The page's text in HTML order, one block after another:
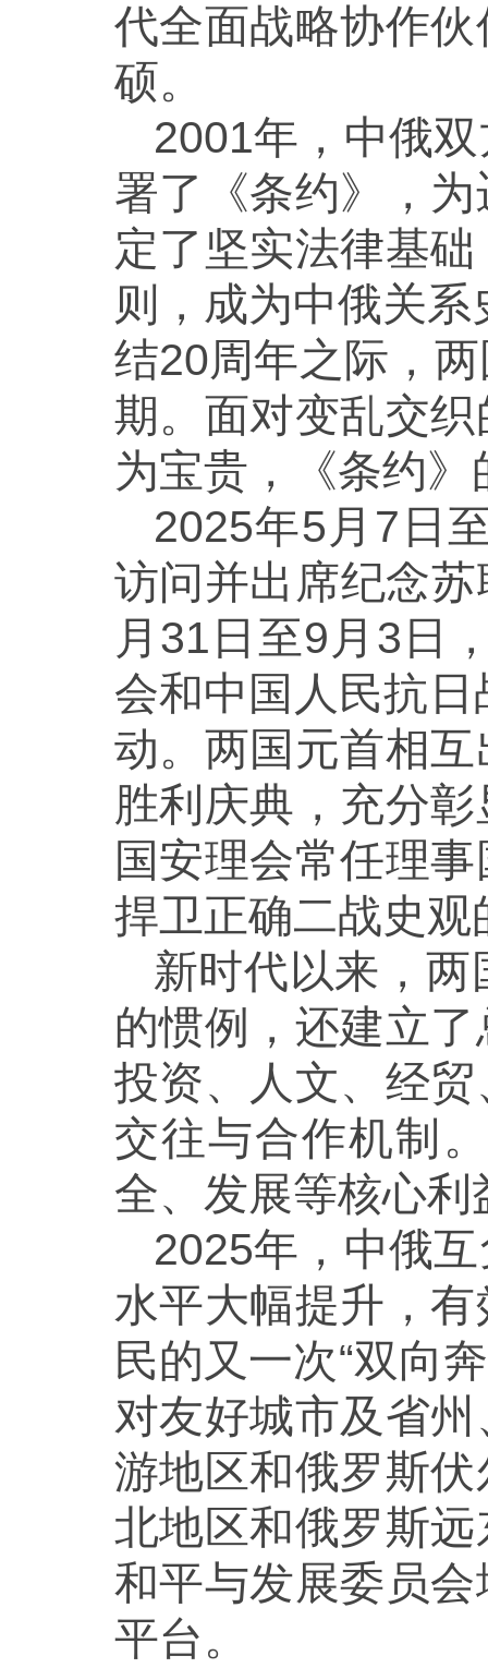
代全面战略协作
硕。
2001年，中俄
署了《条约》，
定了坚实法律基
则，成为中俄关
结20周年之际，
期。面对变乱交
为宝贵，《条约
2025年5月7日
访问并出席纪念
月31日至9月3日
会和中国人民抗
动。两国元首相
胜利庆典，充分
国安理会常任理
捍卫正确二战史观
新时代以来，
的惯例，还建立
投资、人文、经
交往与合作机制
全、发展等核心
2025年，中俄
水平大幅提升，
民的又一次“双向
对友好城市及省
游地区和俄罗斯
北地区和俄罗斯
和平与发展委员
平台。